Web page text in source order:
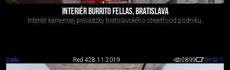
INTERIÉR BURRITO FELLAS, BRATISLAVA
Interiér kamennej prevádzky bratislavského streetfood podniku.
Diela Red 428.11.2019 2899 0+32-1